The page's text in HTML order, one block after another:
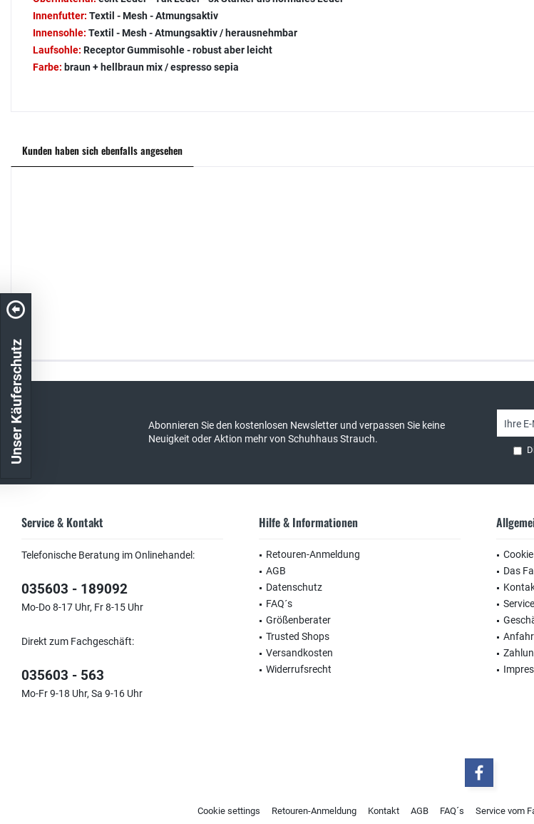
Innenfutter: Textil - Mesh - Atmungsaktiv
Innensohle: Textil - Mesh - Atmungsaktiv / herausnehmbar
Laufsohle: Receptor Gummisohle - robust aber leicht
Farbe: braun + hellbraun mix / espresso sepia
Kunden haben sich ebenfalls angesehen
Abonnieren Sie den kostenlosen Newsletter und verpassen Sie keine
Neuigkeit oder Aktion mehr von Schuhhaus Strauch.
Service & Kontakt
Telefonische Beratung im Onlinehandel:
035603 - 189092
Mo-Do 8-17 Uhr, Fr 8-15 Uhr
Direkt zum Fachgeschäft:
035603 - 563
Mo-Fr 9-18 Uhr, Sa 9-16 Uhr
Hilfe & Informationen
Retouren-Anmeldung
AGB
Datenschutz
FAQ´s
Größenberater
Trusted Shops
Versandkosten
Widerrufsrecht
Das
Cookie settings Retouren-Anmeldung Kontakt AGB FAQ´s Service vom
Unser Käuferschutz